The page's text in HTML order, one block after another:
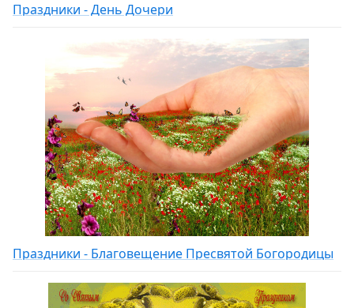
Праздники - День Дочери
Праздники - Благовещение Пресвятой Богородицы